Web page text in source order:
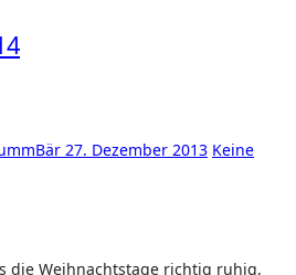
27. Dezember 2013 Keine